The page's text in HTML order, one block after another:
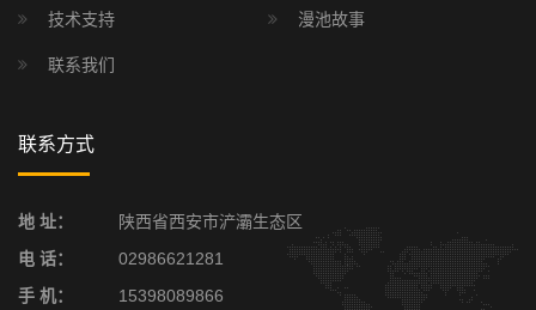
技术支持 漫池故事
联系我们
联系方式
地 址：
陕西省西安市浐灞生态区
电 话：
02986621281
手 机：
15398089866